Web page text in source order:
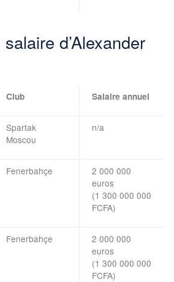
d’Alexander
Club Salaire annuel
Spartak
Moscou
n/a
Fenerbahçe
2 000 000
euros
(1 300 000 000
FCFA)
Fenerbahçe
2 000 000
euros
(1 300 000 000
FCFA)